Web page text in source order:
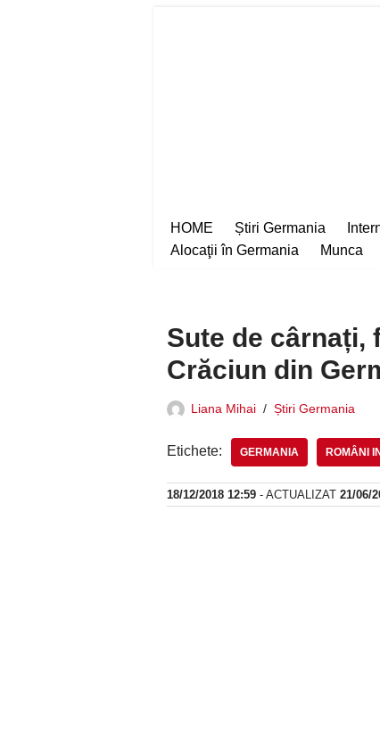
HOME Știri Germania
Alocaţii în Germania
Munca
Sute de cârnați,
Crăciun din
Liana Mihai Știri Germania
Etichete: GERMANIA ROMÂNI
18/12/2018 12:59 - ACTUALIZAT 21/06/